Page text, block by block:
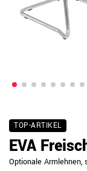
TOP-ARTIKEL
EVA
Optionale Armlehnen,